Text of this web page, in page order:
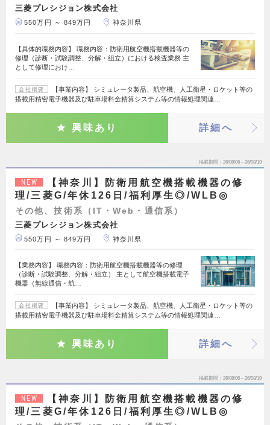
三菱プレシジョン株式会社
550万円 ～ 849万円 神奈川県
【具体的職務内容】 職務内容：防衛用航空機搭載機器等の
修理（診断・試験調整、分解・組立）における検査業務 主
として修理におけ…
会社概要
【事業内容】 シミュレータ製品、航空機、人工衛星・ロケット等の
搭載用精密電子機器及び駐車場料金精算システム等の情報処理関連…
興味あり 詳細へ
掲載期間 26/08/06～26/08/19
NEW
【神奈川】防衛用航空機搭載機器の修
理/三菱G/年休126日/福利厚生◎/WLB◎
その他、技術系（IT・Web・通信系）
三菱プレシジョン株式会社
550万円 ～ 849万円 神奈川県
【業務内容】 職務内容：防衛用航空機搭載機器等の修理
（診断・試験調整、分解・組立） 主として航空機搭載電子
機器（無線通信・航…
会社概要
【事業内容】 シミュレータ製品、航空機、人工衛星・ロケット等の
搭載用精密電子機器及び駐車場料金精算システム等の情報処理関連…
興味あり 詳細へ
掲載期間 26/08/06～26/08/19
NEW
【神奈川】防衛用航空機搭載機器の修
理/三菱G/年休126日/福利厚生◎/WLB◎